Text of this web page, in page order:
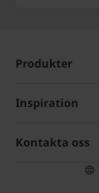
Produkter
Inspiration
Kontakta oss